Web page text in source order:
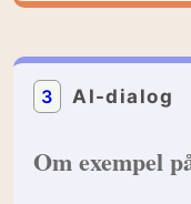
3 AI-dialog
Om exempel